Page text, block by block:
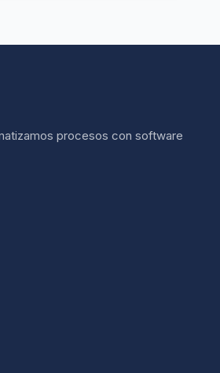
procesos con software